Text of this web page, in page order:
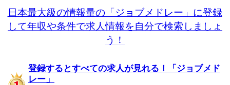
日本最大級の情報量の「ジョブメドレー」に登録
して年収や条件で求人情報を自分で検索しましょ
う！
登録するとすべての求人が見れる！「ジョブメド
レー」